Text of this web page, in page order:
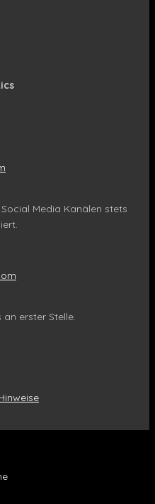
Media Kanälen stets
erster Stelle.